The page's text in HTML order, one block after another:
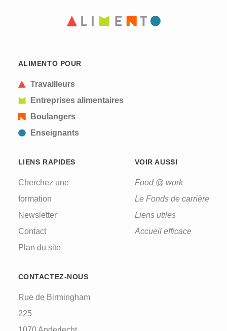
ALIMENTO POUR
Travailleurs
Entreprises alimentaires
Boulangers
Enseignants
LIENS RAPIDES
Cherchez une
formation
Newsletter
Contact
Plan du site
VOIR AUSSI
Food @ work
Le Fonds de carrière
Liens utiles
Accueil efficace
CONTACTEZ-NOUS
Rue de Birmingham
225